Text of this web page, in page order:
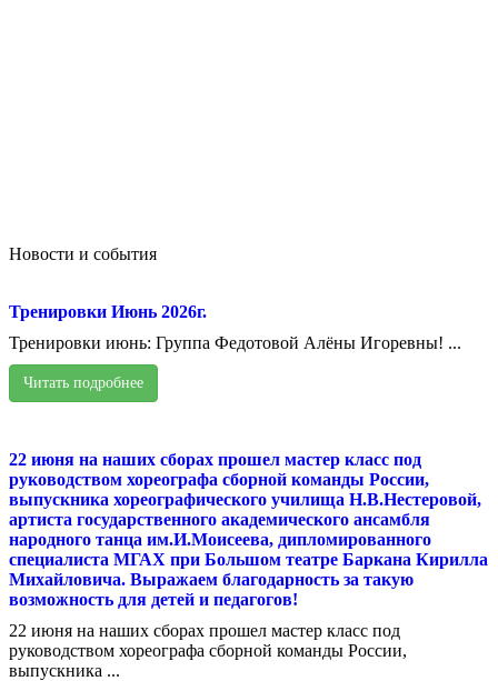
Новости и события
Тренировки Июнь 2026г.
Тренировки июнь: Группа Федотовой Алёны Игоревны! ...
Читать подробнее
22 июня на наших сборах прошел мастер класс под
руководством хореографа сборной команды России,
выпускника хореографического училища Н.В.Нестеровой,
артиста государственного академического ансамбля
народного танца им.И.Моисеева, дипломированного
специалиста МГАХ при Большом театре Баркана Кирилла
Михайловича. Выражаем благодарность за такую
возможность для детей и педагогов!
22 июня на наших сборах прошел мастер класс под
руководством хореографа сборной команды России,
выпускника ...